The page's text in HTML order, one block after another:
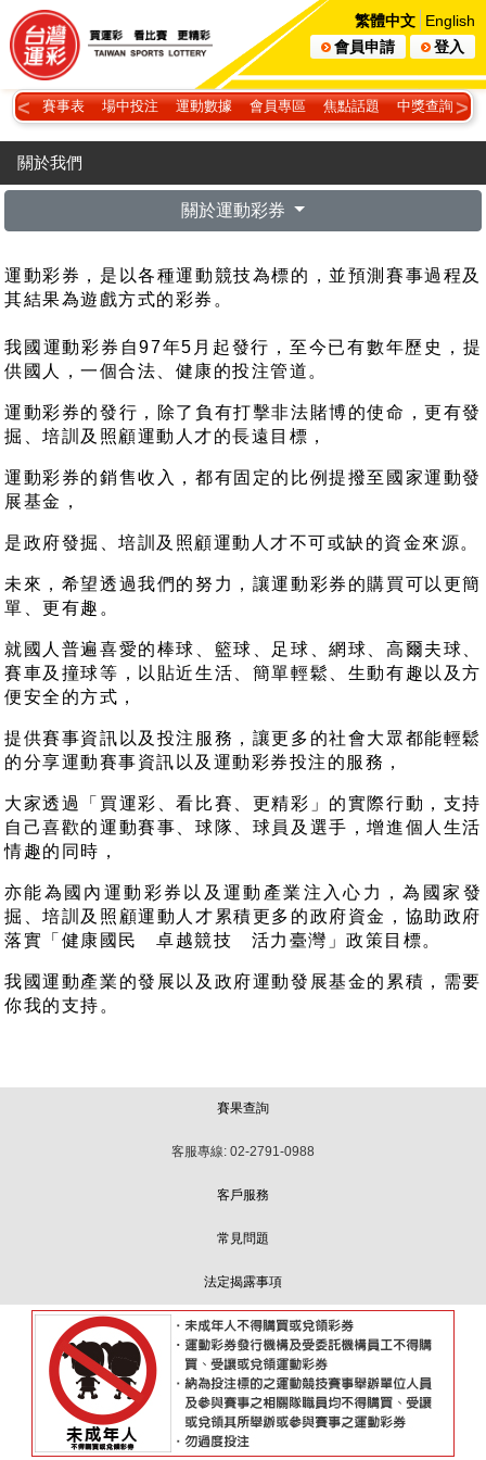
繁體中文
English
會員申請
登入
< 賽事表 場中投注 運動數據 會員專區 焦點話題 中獎查詢>
關於我們
關於運動彩券
運動彩券，是以各種運動競技為標的，並預測賽事過程及
其結果為遊戲方式的彩券。
我國運動彩券自97年5月起發行，至今已有數年歷史，提
供國人，一個合法、健康的投注管道。
運動彩券的發行，除了負有打擊非法賭博的使命，更有發
掘、培訓及照顧運動人才的長遠目標，
運動彩券的銷售收入，都有固定的比例提撥至國家運動發
展基金，
是政府發掘、培訓及照顧運動人才不可或缺的資金來源。
未來，希望透過我們的努力，讓運動彩券的購買可以更簡
單、更有趣。
就國人普遍喜愛的棒球、籃球、足球、網球、高爾夫球、
賽車及撞球等，以貼近生活、簡單輕鬆、生動有趣以及方
便安全的方式，
提供賽事資訊以及投注服務，讓更多的社會大眾都能輕鬆
的分享運動賽事資訊以及運動彩券投注的服務，
大家透過「買運彩、看比賽、更精彩」的實際行動，支持
自己喜歡的運動賽事、球隊、球員及選手，增進個人生活
情趣的同時，
亦能為國內運動彩券以及運動產業注入心力，為國家發
掘、培訓及照顧運動人才累積更多的政府資金，協助政府
落實「健康國民 卓越競技 活力臺灣」政策目標。
我國運動產業的發展以及政府運動發展基金的累積，需要
你我的支持。
賽果查詢
客服專線: 02-2791-0988
客戶服務
常見問題
法定揭露事項